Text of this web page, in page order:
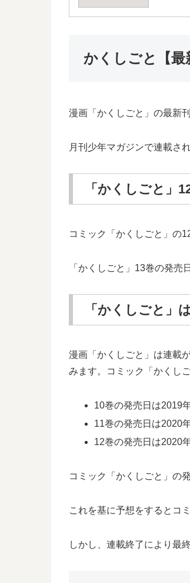
かくしごと【最
漫画「かくしごと」の最新
月刊少年マガジンで連載さ
「かくしごと」
コミック「かくしごと」の
「かくしごと」13巻の発売
「かくしごと」
漫画「かくしごと」は連載
みます。コミック「かくし
10巻の発売日は2019
11巻の発売日は2020
12巻の発売日は2020
コミック「かくしごと」の
これを基に予想をするとコ
しかし、連載終了により最